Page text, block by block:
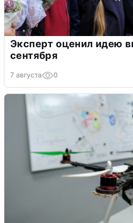
Эксперт оценил идею
сентября
7 августа 0